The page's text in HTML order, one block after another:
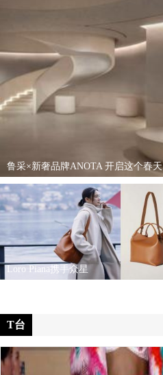
鲁采×新奢品牌ANOTA 开启这个春天
Loro Piana携手众星
T台